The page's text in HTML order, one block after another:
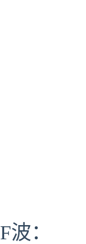
F波：